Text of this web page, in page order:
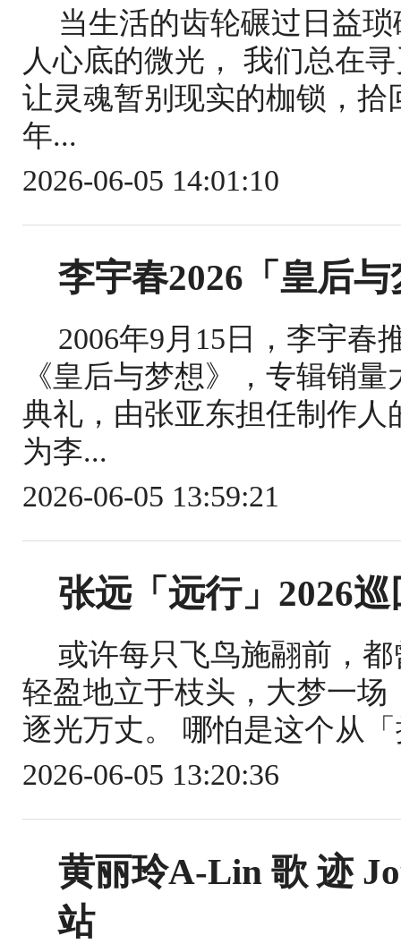
当生活的齿轮碾过日益
人心底的微光， 我们总在
让灵魂暂别现实的枷锁，拾
年...
2026-06-05 14:01:10
李宇春2026「皇后
2006年9月15日，李宇春
《皇后与梦想》，专辑销
典礼，由张亚东担任制作
为李...
2026-06-05 13:59:21
张远「远行」2026
或许每只飞鸟施翮前，
轻盈地立于枝头，大梦一
逐光万丈。 哪怕是这个从
2026-06-05 13:20:36
黄丽玲A-Lin 歌 迹
站